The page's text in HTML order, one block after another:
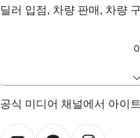
딜러 입점, 차량 판매, 차량
공식 미디어 채널에서 아이